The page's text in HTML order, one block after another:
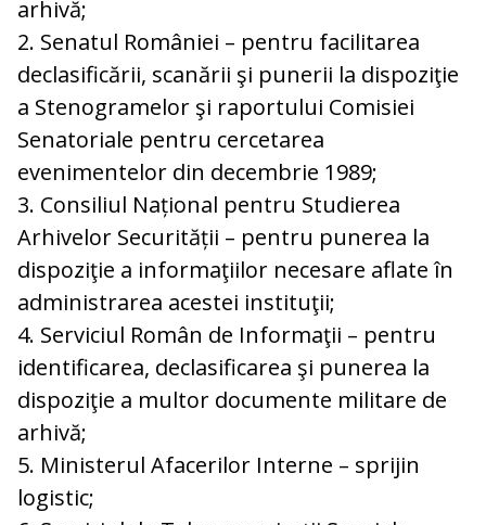
arhivă;
2. Senatul României – pentru facilitarea
declasificării, scanării şi punerii la dispoziţie
a Stenogramelor şi raportului Comisiei
Senatoriale pentru cercetarea
evenimentelor din decembrie 1989;
3. Consiliul Național pentru Studierea
Arhivelor Securității – pentru punerea la
dispoziţie a informaţiilor necesare aflate în
administrarea acestei instituţii;
4. Serviciul Român de Informaţii – pentru
identificarea, declasificarea şi punerea la
dispoziţie a multor documente militare de
arhivă;
5. Ministerul Afacerilor Interne – sprijin
logistic;